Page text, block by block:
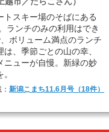
スキー場のそばにある
ランチのみの利用はでき
ボリューム満点のランチ
、季節ごとの山の幸、
ニューが自慢。新緑の妙
新潟こまち11.6月号（18件）